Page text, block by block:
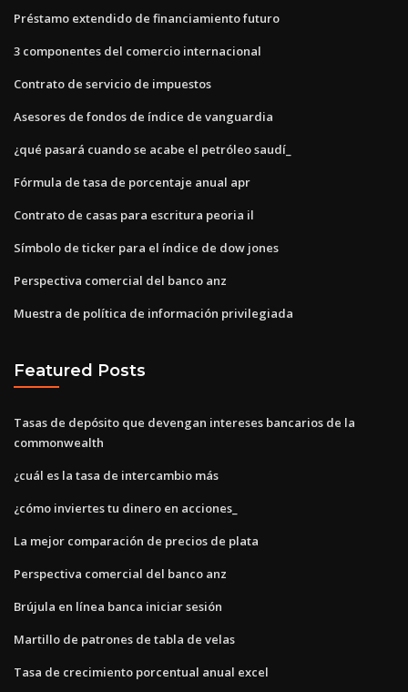
Préstamo extendido de financiamiento futuro
3 componentes del comercio internacional
Contrato de servicio de impuestos
Asesores de fondos de índice de vanguardia
¿qué pasará cuando se acabe el petróleo saudí_
Fórmula de tasa de porcentaje anual apr
Contrato de casas para escritura peoria il
Símbolo de ticker para el índice de dow jones
Perspectiva comercial del banco anz
Muestra de política de información privilegiada
Featured Posts
Tasas de depósito que devengan intereses bancarios de la
commonwealth
¿cuál es la tasa de intercambio más
¿cómo inviertes tu dinero en acciones_
La mejor comparación de precios de plata
Perspectiva comercial del banco anz
Brújula en línea banca iniciar sesión
Martillo de patrones de tabla de velas
Tasa de crecimiento porcentual anual excel